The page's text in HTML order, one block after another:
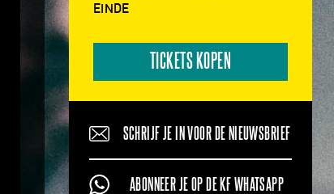
EINDE
TICKETS KOPEN
SCHRIJF JE IN VOOR DE NIEUWSBRIEF
ABONNEER JE OP DE KF WHATSAPP